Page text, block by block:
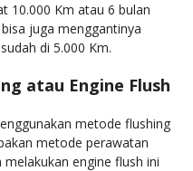
10.000 Km atau 6 bulan
juga menggantinya
di 5.000 Km.
atau Engine Flush
metode flushing
metode perawatan
engine flush ini